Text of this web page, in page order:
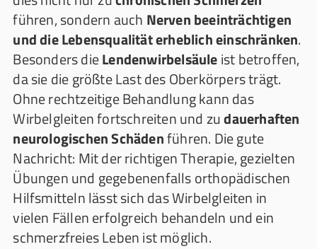
führen, sondern auch Nerven beeinträchtigen
und die Lebensqualität erheblich einschränken.
Besonders dieLendenwirbelsäuleist betroffen,
da sie die größte Last des Oberkörpers trägt.
Ohne rechtzeitige Behandlung kann das
Wirbelgleiten fortschreiten und zudauerhaften
neurologischen Schädenführen. Die gute
Nachricht: Mit der richtigen Therapie, gezielten
Übungen und gegebenenfalls orthopädischen
Hilfsmitteln lässt sich das Wirbelgleiten in
vielen Fällen erfolgreich behandeln und ein
schmerzfreies Leben ist möglich.